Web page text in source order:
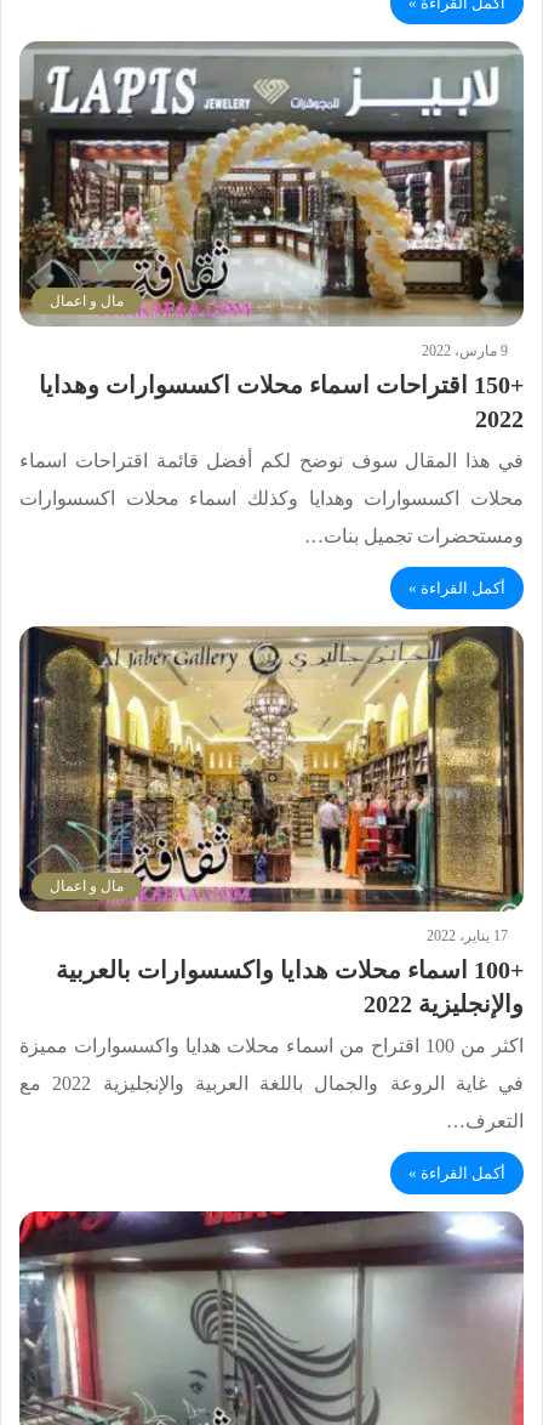
مال و اعمال
9 مارس، 2022
+150 اقتراحات اسماء محلات اكسسوارات وهدايا
2022
في هذا المقال سوف نوضح لكم أفضل قائمة اقتراحات اسماء
محلات اكسسوارات وهدايا وكذلك اسماء محلات اكسسوارات
ومستحضرات تجميل بنات…
أكمل القراءة »
مال و اعمال
17 يناير، 2022
+100 اسماء محلات هدايا واكسسوارات بالعربية
والإنجليزية 2022
اكثر من 100 اقتراح من اسماء محلات هدايا واكسسوارات مميزة
في غاية الروعة والجمال باللغة العربية والإنجليزية 2022 مع
التعرف…
أكمل القراءة »